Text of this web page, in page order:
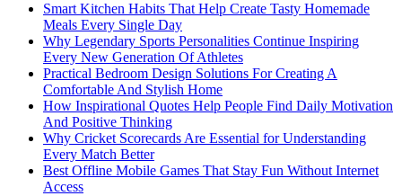
Smart Kitchen Habits That Help Create Tasty Homemade
Meals Every Single Day
Why Legendary Sports Personalities Continue Inspiring
Every New Generation Of Athletes
Practical Bedroom Design Solutions For Creating A
Comfortable And Stylish Home
How Inspirational Quotes Help People Find Daily Motivation
And Positive Thinking
Why Cricket Scorecards Are Essential for Understanding
Every Match Better
Best Offline Mobile Games That Stay Fun Without Internet
Access